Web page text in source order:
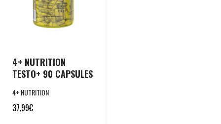
4+ NUTRITION
TESTO+ 90 CAPSULES
4+ NUTRITION
37,99€